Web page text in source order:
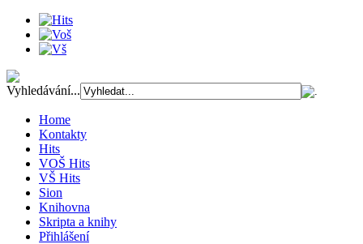
Vyhledávání...
Home
Kontakty
Hits
VOŠ Hits
VŠ Hits
Sion
Knihovna
Skripta a knihy
Přihlášení